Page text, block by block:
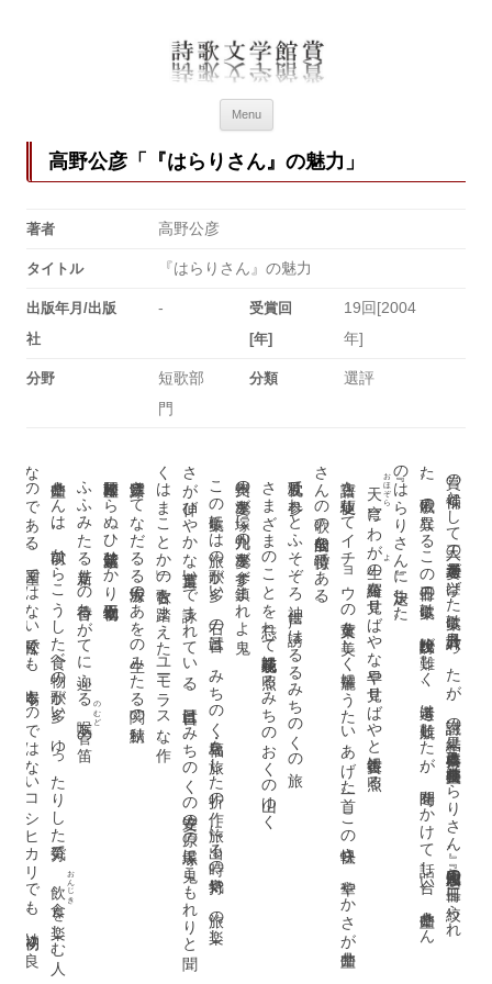
詩歌文学館賞
Menu
高野公彦「『はらりさん』の魅力」
著者 高野公彦
タイトル 『はらりさん』の魅力
出版年月/出版
社
-
受賞回
[年]
19回[2004
年]
分野
短歌部
門
分類 選評
賞の候補
と
し
て三人
の選考委員
が挙
げ
た歌集
は計六冊
あ
っ
た
が
、討議
の結果
、橋本喜典『一己』
、山埜井喜美枝『
は
ら
り
さ
ん』
、永田和宏『風位』
の三冊
に絞
ら
れ
た。歌風
の異
な
る
こ
の三冊
の歌集
は
、比較検討
が難
し
く
、選考
は難航
し
た
が
、時間
を
か
け
て話
し合
い
、山埜井
さ
ん
の『は
ら
り
さ
ん』
に決定
し
た
。
天穹おほぞら
にわが
の綺羅を見せばやな早や見せばやと銀杏黄に照る
古語
を駆使
し
て
イ
チ
ョ
ウ
の黄葉
を美
し
く華麗
に
う
た
い
あ
げ
た一首
。
こ
の軽快
さ
、華
や
か
さ
が山埜井
さ
ん
の歌
の全般的
な特徴
で
あ
る
。
歌枕見て参れとふそぞろ神
声に誘はるるみちのくの旅
さまざまのことを忘れて残花余花陽に照るみちのおくの山ゆく
奥州の鬼婆が塚に九州の鬼婆が参ず鎮まれよ鬼
こ
の歌集
に
は旅
の歌
が多
い
。右
の三首
は
、
み
ち
の
く・福島
を旅
し
た折
の作
。旅
に出
る時
の気持
や
、旅
の楽
し
さ
が伸
び
や
か
な言葉遣
い
で詠
ま
れ
て
い
る
。三首目
は「
み
ち
の
く
の安達
の原
の黒塚
に鬼
こ
も
れ
り
と聞
く
は
ま
こ
と
か」
の古歌
を踏
ま
え
た
ユー
モ
ラ
ス
な作
。
鱗雲浮きてなだるる海坂のあをの生みたる関の秋鯖
韓国産松茸しらぬひ筑紫産越ひかり初物七十五日
ふふみたる新走りの香待ちがてに迎ふる
のむど
一管の笛
山埜井さんは、以前からこうした食べ物の歌が多い。ゆったりした気分で、
おんじき
を楽
し
む人
な の
で
あ
る
。国産
で
は
な
い松茸
で
も
、本場
も
の
で
は
な
い
コ
シ
ヒ
カ
リ
で
も
、初物
は良
い と歌
う
の
は
、
こ
の人
が
、旨
い
も
の
は旨
い
、
と
す
る豊
か
な心
を持
っ
て
い
る証拠
で
あ
ろ う
。三首目